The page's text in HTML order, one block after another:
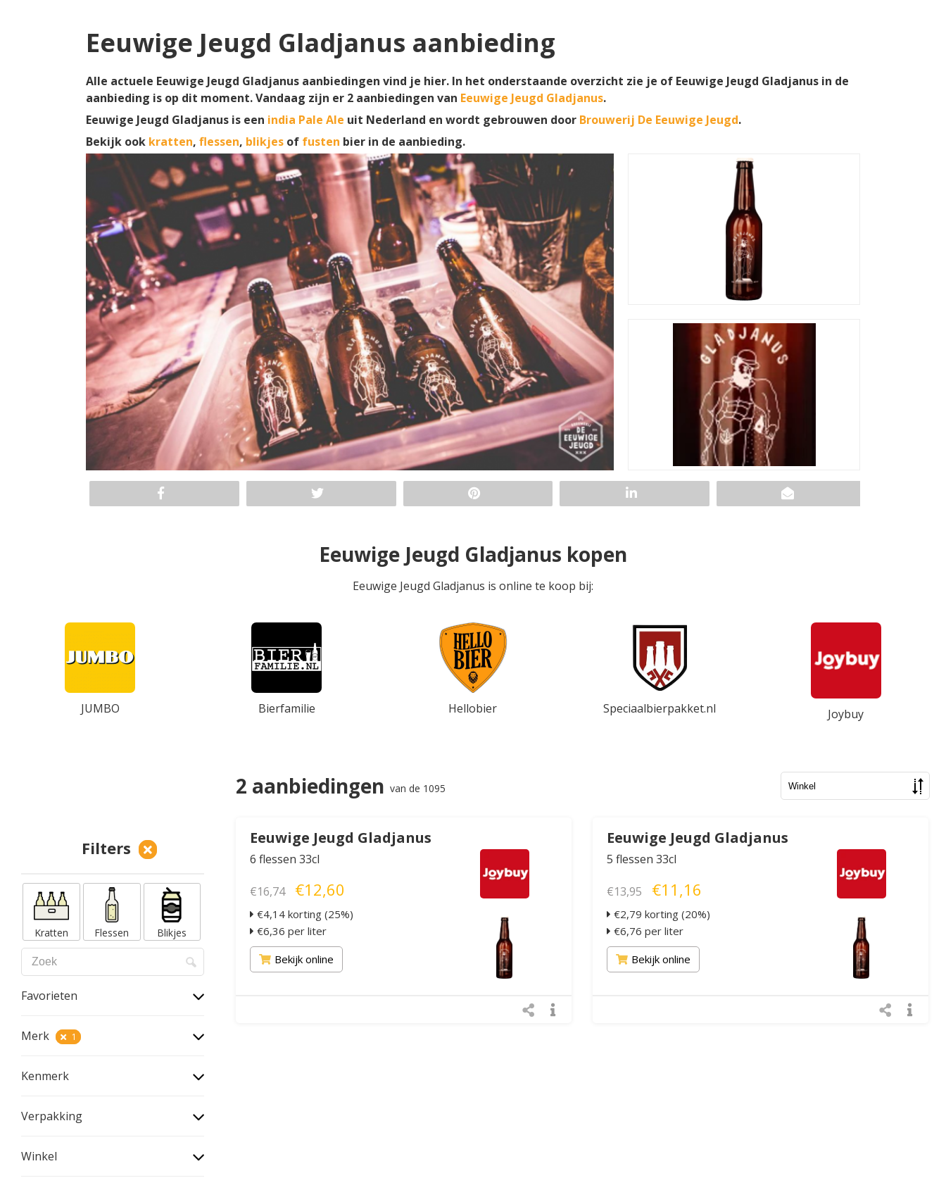
Eeuwige Jeugd Gladjanus aanbieding
Alle actuele Eeuwige Jeugd Gladjanus aanbiedingen vind je hier. In het onderstaande overzicht zie je of Eeuwige Jeugd Gladjanus in de
aanbieding is op dit moment. Vandaag zijn er 2 aanbiedingen van Eeuwige Jeugd Gladjanus.
Eeuwige Jeugd Gladjanus is een india Pale Ale uit Nederland en wordt gebrouwen door Brouwerij De Eeuwige Jeugd.
Bekijk ook kratten, flessen, blikjes of fusten bier in de aanbieding.
Eeuwige Jeugd Gladjanus kopen
Eeuwige Jeugd Gladjanus is online te koop bij:
JUMBO Bierfamilie Hellobier Speciaalbierpakket.nl Joybuy
Filters
Kratten Flessen Blikjes
Favorieten
Merk 1
Kenmerk
Verpakking
Winkel
2 aanbiedingen van de 1095
Eeuwige Jeugd Gladjanus
6 flessen 33cl
€16,74 €12,60
€4,14 korting (25%)
€6,36 per liter
Bekijk online
Eeuwige Jeugd Gladjanus
5 flessen 33cl
€13,95 €11,16
€2,79 korting (20%)
€6,76 per liter
Bekijk online